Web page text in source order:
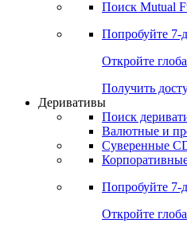
Поиск Mutual
Попробуйте 7-
Откройте
Получить
Деривативы
Поиск
Валютные и
Суверенные
Попробуйте 7-
Откройте